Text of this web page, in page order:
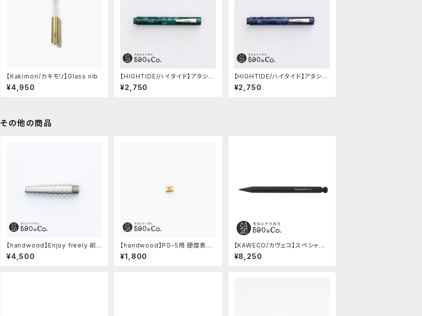
【Kakimori/カキモリ】Glass nib
¥4,950
【HIGHTIDE/ハイタイド】アタシェ
マーブル万年筆 (グリーン)
¥2,750
【HIGHTIDE/ハイタイド】アタシェ
マーブル万年筆 (ネイビー)
¥2,750
その他の商品
【handwood】Enjoy freely 前
軸・ディンプル(ステンレス)
¥4,500
【handwood】PG-5用 硬度表示
窓 (真鍮/菱形窓)
¥1,800
【KAWECO/カヴェコ】スペシャル
ペンシル(0.5mm)
¥8,250